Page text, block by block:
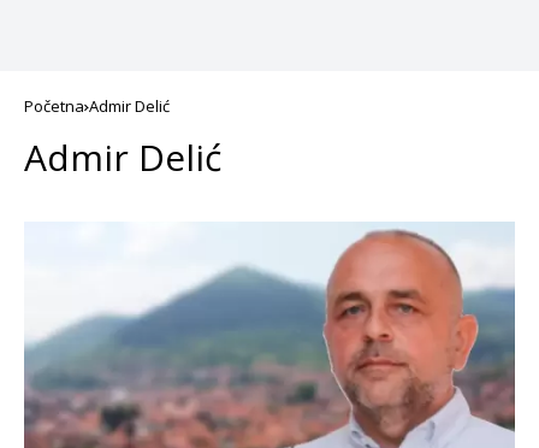
Početna Admir Delić
Admir Delić